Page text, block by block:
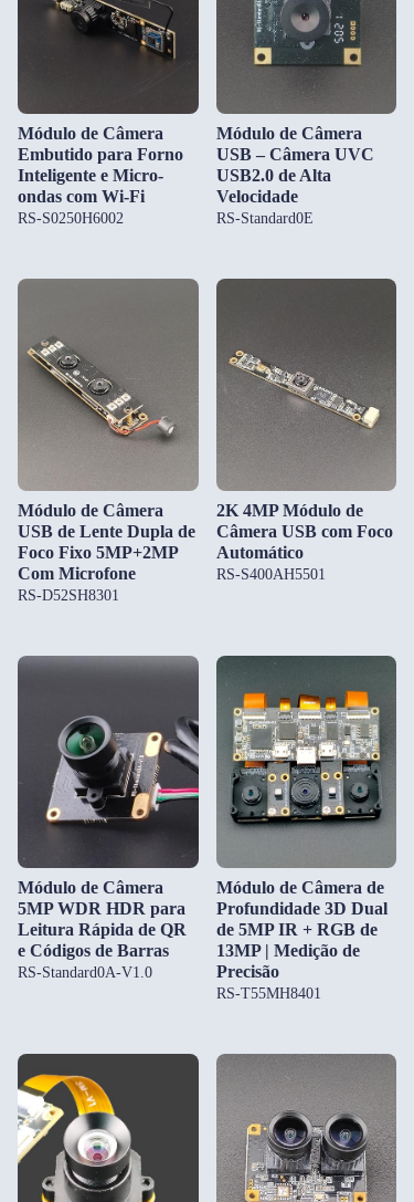
Módulo de Câmera
Embutido para Forno
Inteligente e Micro-
ondas com Wi-Fi
RS-S0250H6002
Módulo de Câmera
USB – Câmera UVC
USB2.0 de Alta
Velocidade
RS-Standard0E
Módulo de Câmera
USB de Lente Dupla de
Foco Fixo 5MP+2MP
Com Microfone
RS-D52SH8301
2K 4MP Módulo de
Câmera USB com Foco
Automático
RS-S400AH5501
Módulo de Câmera
5MP WDR HDR para
Leitura Rápida de QR
e Códigos de Barras
RS-Standard0A-V1.0
Módulo de Câmera de
Profundidade 3D Dual
de 5MP IR + RGB de
13MP | Medição de
Precisão
RS-T55MH8401